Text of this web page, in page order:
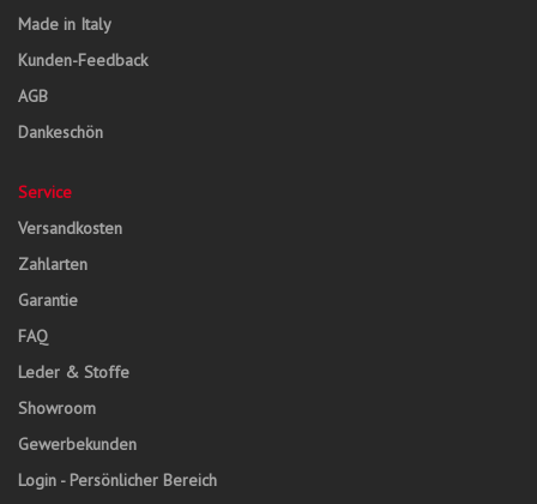
Made in Italy
Kunden-Feedback
AGB
Dankeschön
Service
Versandkosten
Zahlarten
Garantie
FAQ
Leder & Stoffe
Showroom
Gewerbekunden
Login - Persönlicher Bereich